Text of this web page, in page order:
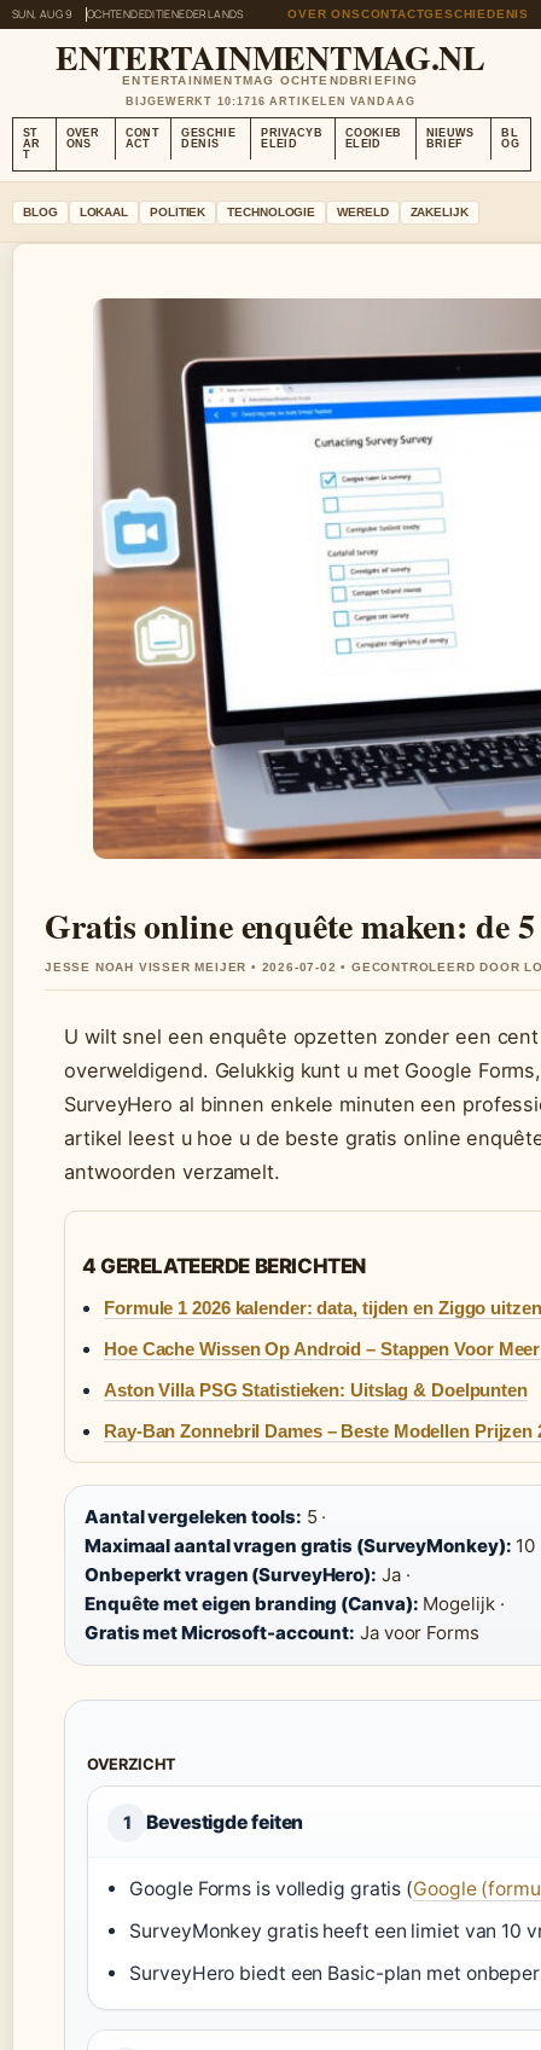
SUN, AUG 9 OCHTENDEDITIENEDERLANDS OVER ONSCONTACTGESCHIEDENIS
ENTERTAINMENTMAG.NL
ENTERTAINMENTMAG OCHTENDBRIEFING
BIJGEWERKT 10:1716 ARTIKELEN VANDAAG
ST
AR
T
OVER
ONS
CONT
ACT
GESCHIE
DENIS
PRIVACYB
ELEID
COOKIEB
ELEID
NIEUWS
BRIEF
BL
OG
BLOG LOKAAL POLITIEK TECHNOLOGIE WERELD ZAKELIJK
Gratis online enquête maken: de
JESSE NOAH VISSER MEIJER • 2026-07-02 • GECONTROLEERD DOOR
U wilt snel een enquête opzetten zonder een
overweldigend. Gelukkig kunt u met Google
SurveyHero al binnen enkele minuten een
artikel leest u hoe u de beste gratis online
antwoorden verzamelt.
4 GERELATEERDE BERICHTEN
Formule 1 2026 kalender: data, tijden en Ziggo
Hoe Cache Wissen Op Android – Stappen Voor
Aston Villa PSG Statistieken: Uitslag & Doelpunten
Ray-Ban Zonnebril Dames – Beste Modellen Prijzen
Aantal vergeleken tools: 5 ·
Maximaal aantal vragen gratis (SurveyMonkey): 10
Onbeperkt vragen (SurveyHero): Ja ·
Enquête met eigen branding (Canva): Mogelijk ·
Gratis met Microsoft-account: Ja voor Forms
OVERZICHT
1 Bevestigde feiten
Google Forms is volledig gratis (Google
SurveyMonkey gratis heeft een limiet van 10
SurveyHero biedt een Basic-plan met